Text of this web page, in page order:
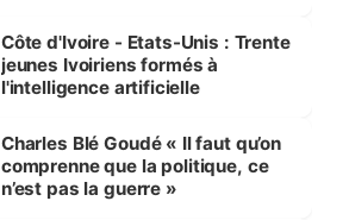
Côte d'Ivoire - Etats-Unis : Trente
jeunes Ivoiriens formés à
l'intelligence artificielle
Charles Blé Goudé « Il faut qu’on
comprenne que la politique, ce
n’est pas la guerre »